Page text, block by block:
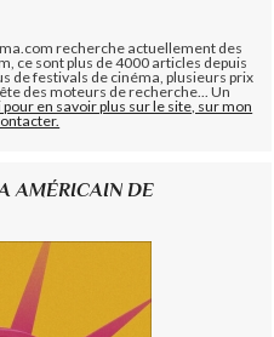
recherche actuellement des
ce sont plus de 4000 articles depuis
de festivals de cinéma, plusieurs prix
des moteurs de recherche... Un
en savoir plus sur le site, sur mon
AMÉRICAIN DE